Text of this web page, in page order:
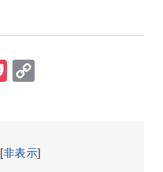
Poc Cop
[非表示]